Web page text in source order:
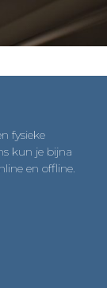
fysieke
kun je bijna
en offline.